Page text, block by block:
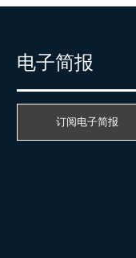
电子简报
订阅电子简报